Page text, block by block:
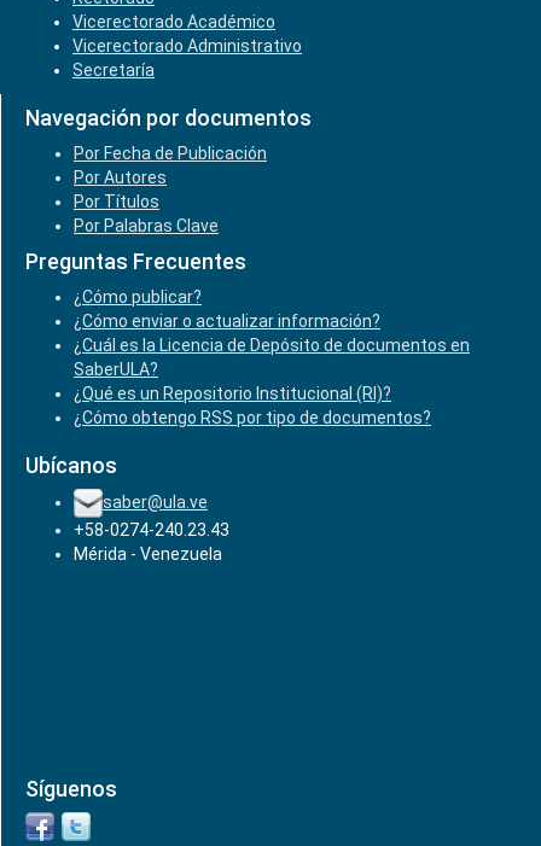
Vicerectorado Académico
Vicerectorado Administrativo
Secretaría
Navegación por documentos
Por Fecha de Publicación
Por Autores
Por Títulos
Por Palabras Clave
Preguntas Frecuentes
¿Cómo publicar?
¿Cómo enviar o actualizar información?
¿Cuál es la Licencia de Depósito de documentos en
SaberULA?
¿Qué es un Repositorio Institucional (RI)?
¿Cómo obtengo RSS por tipo de documentos?
Ubícanos
saber@ula.ve
+58-0274-240.23.43
Mérida - Venezuela
Síguenos